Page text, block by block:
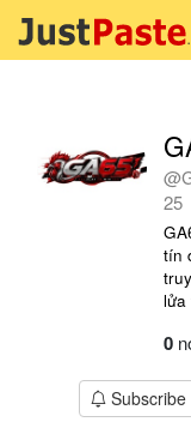
25
tín
0
Subscribe